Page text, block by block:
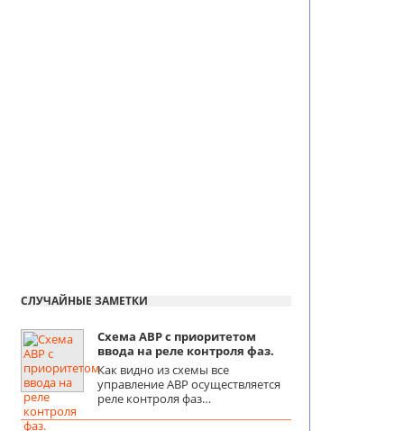
СЛУЧАЙНЫЕ ЗАМЕТКИ
Схема АВР с приоритетом
ввода на реле контроля фаз.
Как видно из схемы все
управление АВР осуществляется
реле контроля фаз…